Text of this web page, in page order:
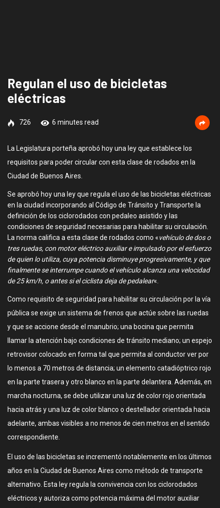
Regulan el uso de bicicletas
eléctricas
726 6 minutes read
La Legislatura porteña aprobó hoy una ley que establece los
requisitos para poder circular con esta clase de rodados en la
Ciudad de Buenos Aires.
Se aprobó hoy una ley que regula el uso de las bicicletas eléctricas
en la ciudad incorporando al Código de Tránsito y Transporte la
definición de los ciclorodados con pedaleo asistido y las
condiciones de seguridad necesarias para habilitar su circulación.
La norma califica a esta clase de rodados como «vehículo de dos o
tres ruedas, con motor eléctrico auxiliar e impulsado por el esfuerzo
de quien lo utiliza, cuya potencia disminuye progresivamente, y que
finalmente se interrumpe cuando el vehículo alcanza una velocidad
de 25 km/h, o antes si el ciclista deja de pedalear«.
Como requisito de seguridad para habilitar su circulación por la vía
pública se exige un sistema de frenos que actúe sobre las ruedas
y que se accione desde el manubrio; una bocina que permita
llamar la atención bajo condiciones de tránsito mediano; un espejo
retrovisor colocado en forma tal que permita al conductor ver por
lo menos a 70 metros de distancia; un elemento catadióptrico rojo
en la parte trasera y otro blanco en la parte delantera. Además, en
marcha nocturna, se debe utilizar una luz de color rojo orientada
hacia atrás y una luz de color blanco o destellador orientada hacia
adelante, ambas visibles a no menos de cien metros en el sentido
correspondiente.
El uso de las bicicletas se incrementó notablemente en los últimos
años en la Ciudad de Buenos Aires como método de transporte
alternativo. Esta ley regula la convivencia con los ciclorodados
eléctricos y autoriza como potencia máxima del motor auxiliar